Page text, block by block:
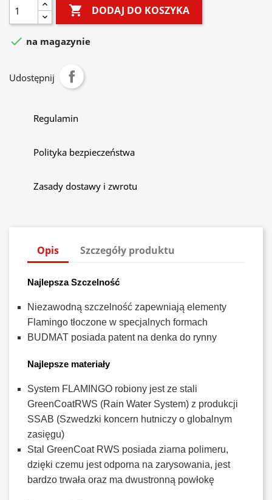
 DODAJ DO KOSZYKA
 na magazynie
Udostępnij
Regulamin
Polityka bezpieczeństwa
Zasady dostawy i zwrotu
Opis Szczegóły produktu
Najlepsza Szczelność
Niezawodną szczelność zapewniają elementy
Flamingo tłoczone w specjalnych formach
BUDMAT posiada patent na denka do rynny
Najlepsze materiały
System FLAMINGO robiony jest ze stali
GreenCoatRWS (Rain Water System) z produkcji
SSAB (Szwedzki koncern hutniczy o globalnym
zasięgu)
Stal GreenCoat RWS posiada ziarna polimeru,
dzięki czemu jest odporna na zarysowania, jest
bardzo trwała oraz ma dwustronną powłokę